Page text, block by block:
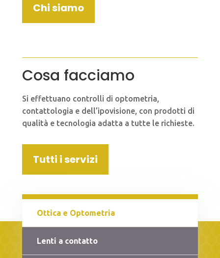
Chi siamo
Cosa facciamo
Si effettuano controlli di optometria,
contattologia e dell’ipovisione, con prodotti di
qualità e tecnologia adatta a tutte le richieste.
Tutti i servizi
Ottica e Optometria
Lenti a contatto